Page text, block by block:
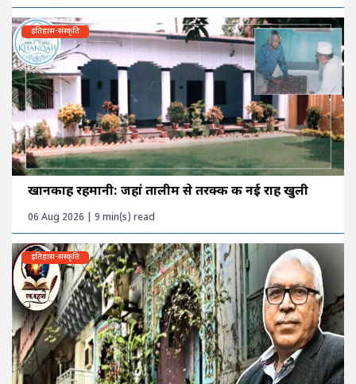
इतिहास-संस्कृति
खानकाह रहमानी: जहां तालीम से तरक्की की नई राह खुली
06 Aug 2026 | 9 min(s) read
इतिहास-संस्कृति